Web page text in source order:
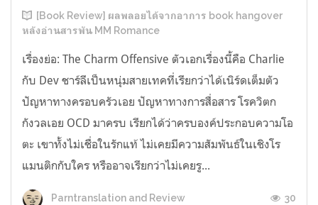
[Book Review] ผลพลอยได้จากอาการ book hangover
หลังอ่านสารพัน MM Romance
เรื่องย่อ: The Charm Offensive ตัวเอกเรื่องนี้คือ Charlie
กับ Dev ชาร์ลีเป็นหนุ่มสายเทคที่เรียกว่าได้เนิร์ดเต็มตัว
ปัญหาทางครอบครัวเอย ปัญหาทางการสื่อสาร โรควิตก
กังวลเอย OCD มาครบ เรียกได้ว่าครบองค์ประกอบความโอ
ตะ เขาทั้งไม่เชื่อในรักแท้ ไม่เคยมีความสัมพันธ์ในเชิงโร
แมนติกกับใคร หรืออาจเรียกว่าไม่เคยรู...
Parntranslation and Review 30